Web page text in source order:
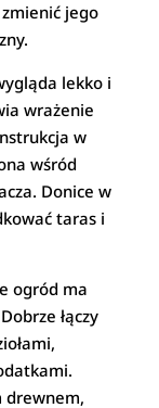
jego
lekko i
wrażenie
w
wśród
Donice w
taras i
ogród ma
łączy
drewnem,